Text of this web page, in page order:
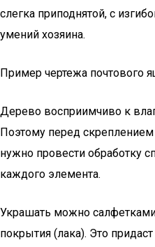
слегка приподнятой, с
умений хозяина.
Пример чертежа почтового
Дерево восприимчиво к
Поэтому перед
нужно провести обработку
каждого элемента.
Украшать можно
покрытия (лака). Это